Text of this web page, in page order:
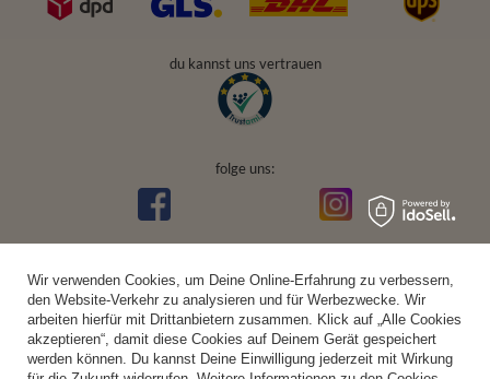
du kannst uns vertrauen
folge uns:
Wir verwenden Cookies, um Deine Online-Erfahrung zu verbessern,
den Website-Verkehr zu analysieren und für Werbezwecke. Wir
arbeiten hierfür mit Drittanbietern zusammen. Klick auf „Alle Cookies
akzeptieren“, damit diese Cookies auf Deinem Gerät gespeichert
werden können. Du kannst Deine Einwilligung jederzeit mit Wirkung